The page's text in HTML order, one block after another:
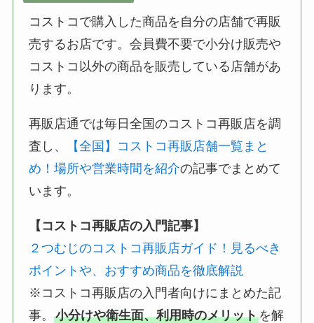
コストコで購入した商品を自分の店舗で再販
売するお店です。会員費不要で小分け販売や
コストコ以外の商品を販売している店舗があ
ります。
再販店通では毎日全国のコストコ再販店を調
査し、
【全国】コストコ再販店舗一覧まと
め！場所や営業時間を紹介の記事でまとめて
います。
【コストコ再販店の入門記事】
２つむじのコストコ再販店ガイド！見るべき
ポイントや、おすすめ商品を徹底解説
※コストコ再販店の入門者向けにまとめた記
事。小分けや衛生面、利用時のメリットを解